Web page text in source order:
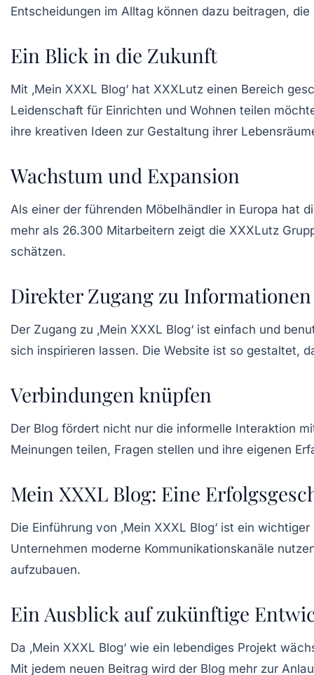
Entscheidungen im Alltag können dazu beitragen,
Ein Blick in die Zukunft
Mit ‚Mein XXXL Blog‘ hat XXXLutz einen Bereich
Leidenschaft für Einrichten und Wohnen teilen
ihre kreativen Ideen zur Gestaltung ihrer
Wachstum und Expansion
Als einer der führenden Möbelhändler in Europa hat
mehr als 26.300 Mitarbeitern zeigt die XXXLutz
schätzen.
Direkter Zugang zu Informationen
Der Zugang zu ‚Mein XXXL Blog‘ ist einfach und
sich inspirieren lassen. Die Website ist so gestaltet,
Verbindungen knüpfen
Der Blog fördert nicht nur die informelle Interaktion
Meinungen teilen, Fragen stellen und ihre eigenen
Mein XXXL Blog: Eine
Die Einführung von ‚Mein XXXL Blog‘ ist ein
Unternehmen moderne Kommunikationskanäle
aufzubauen.
Ein Ausblick auf zukünftige
Da ‚Mein XXXL Blog‘ wie ein lebendiges Projekt
Mit jedem neuen Beitrag wird der Blog mehr zur